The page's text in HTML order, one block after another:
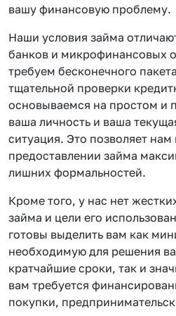
вашу финансовую проблему.
Наши условия займа
банков и микрофинансовых
требуем бесконечного
тщательной проверки
основываемся на простом и
ваша личность и ваша
ситуация. Это позволяет
предоставлении займа
лишних формальностей.
Кроме того, у нас нет
займа и цели его
готовы выделить вам как
необходимую для решения
кратчайшие сроки, так и
вам требуется
покупки,